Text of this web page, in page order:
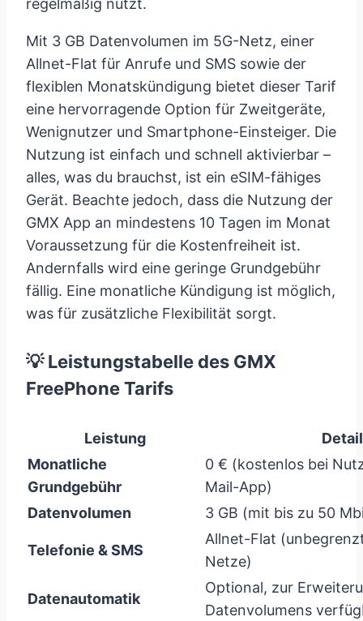
regelmäßig nutzt.
Mit 3 GB Datenvolumen im 5G-Netz, einer
Allnet-Flat für Anrufe und SMS sowie der
flexiblen Monatskündigung bietet dieser Tarif
eine hervorragende Option für Zweitgeräte,
Wenignutzer und Smartphone-Einsteiger. Die
Nutzung ist einfach und schnell aktivierbar –
alles, was du brauchst, ist ein eSIM-fähiges
Gerät. Beachte jedoch, dass die Nutzung der
GMX App an mindestens 10 Tagen im Monat
Voraussetzung für die Kostenfreiheit ist.
Andernfalls wird eine geringe Grundgebühr
fällig. Eine monatliche Kündigung ist möglich,
was für zusätzliche Flexibilität sorgt.
💡 Leistungstabelle des GMX
FreePhone Tarifs
Leistung
Monatliche
Grundgebühr
0 € (kostenlos bei
Mail-App)
Datenvolumen
3 GB (mit bis zu 50
Telefonie & SMS
Allnet-Flat
Netze)
Datenautomatik
Optional, zur
Datenvolumens